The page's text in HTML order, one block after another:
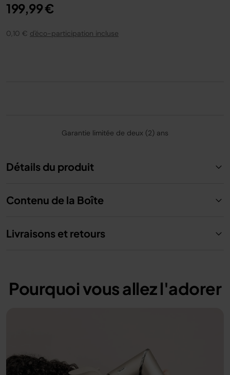
199,99 €
0,10 € d'éco-participation incluse
Garantie limitée de deux (2) ans
Détails du produit
Contenu de la Boîte
Livraisons et retours
Pourquoi vous allez l'adorer